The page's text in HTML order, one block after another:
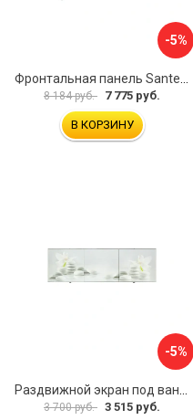
-5%
8 184 руб. 7 775 руб.
В КОРЗИНУ
-5%
3 700 руб. 3 515 руб.